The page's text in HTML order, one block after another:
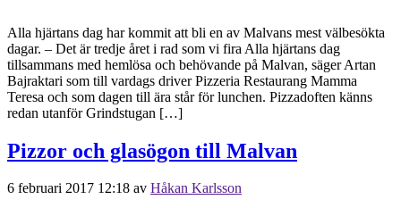
Alla hjärtans dag har kommit att bli en av Malvans mest välbesökta
dagar. – Det är tredje året i rad som vi fira Alla hjärtans dag
tillsammans med hemlösa och behövande på Malvan, säger Artan
Bajraktari som till vardags driver Pizzeria Restaurang Mamma
Teresa och som dagen till ära står för lunchen. Pizzadoften känns
redan utanför Grindstugan […]
Pizzor och glasögon till Malvan
6 februari 2017 12:18 av Håkan Karlsson